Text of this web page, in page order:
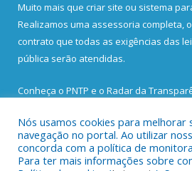
Muito mais que criar site ou sistema
Realizamos uma assessoria completa,
contrato que todas as exigências das
pública serão atendidas.
Conheça o PNTP e o Radar da
Todos os direitos reservados a
Nós usamos cookies para melhorar
navegação no portal. Ao utilizar
concorda com a política de
Para ter mais informações sobre